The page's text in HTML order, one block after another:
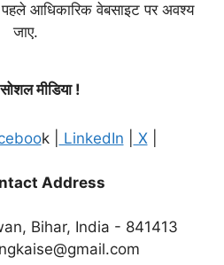
आधिकारिक वेबसाइट पर अवश्य
जाए.
मीडिया !
k | LinkedIn X|
Address
Bihar, India - 841413